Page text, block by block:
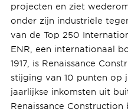
projecten en ziet
onder zijn industriële
van de Top 250
ENR, een internationaal
1917, is Renaissance
stijging van 10 punten op
jaarlijkse inkomsten uit
Renaissance